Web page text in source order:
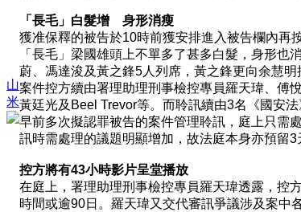
山
米
「長毛」白髮增 身形消瘦
獲准保釋的被告於10時前獲安排進入被告欄內再
「長毛」梁國雄頭上不單多了甚多白髮，身形
蔚、馮達浚及黃之鋒5人列席，黃之鋒更向余慧明
案件控方續由署理助理刑事檢控專員羅天瑋、傅
黃廷光及Beel Trevor等。而聆訊續由3名《國安
早前多次擬認罪被告的案件管理聆訊，庭上只需
訊時需處理的議題明顯增加，故法庭本身亦預留3
控方將有43小時影片呈堂播放
在庭上，署理助理刑事檢控專員羅天瑋透露，控
時間或逾90日。羅天瑋又交代審訊爭議涉及案中